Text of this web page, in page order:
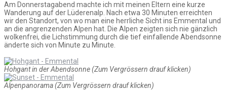
Am Donnerstagabend machte ich mit meinen Eltern eine kurze
Wanderung auf der Lüderenalp. Nach etwa 30 Minuten erreichten
wir den Standort, von wo man eine herrliche Sicht ins Emmental und
an die angrenzenden Alpen hat. Die Alpen zeigten sich nie gänzlich
wolkenfrei, die Lichstimmung durch die tief einfallende Abendsonne
änderte sich von Minute zu Minute.
Hohgant in der Abendsonne (Zum Vergrössern drauf klicken)
Alpenpanorama (Zum Vergrössern drauf klicken)